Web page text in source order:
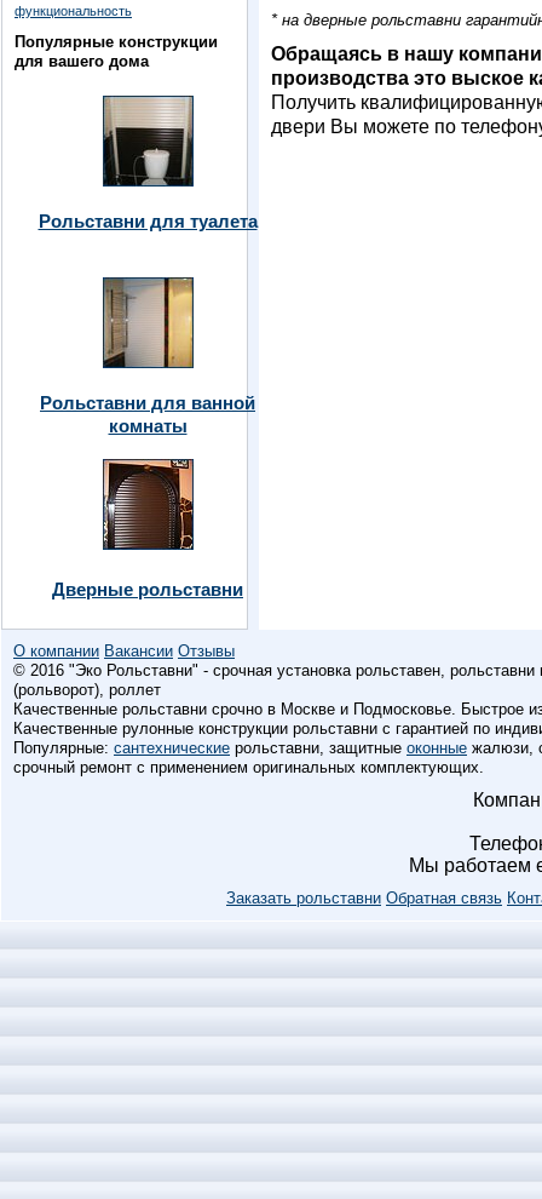
функциональность
Популярные конструкции
для вашего дома
Рольставни для туалета
Рольставни для ванной
комнаты
Дверные рольставни
* на дверные рольставни
Обращаясь в нашу
производства это выское
Получить
двери Вы можете по
О компании Вакансии Отзывы
© 2016 "Эко Рольставни" - срочная установка рольставен,
(рольворот), роллет
Качественные рольставни срочно в Москве и Подмосковье. Быстрое
Качественные рулонные конструкции рольставни с гарантией по
Популярные: сантехнические рольставни, защитные оконные жалюзи,
срочный ремонт с применением оригинальных комплектующих.
Мы работаем
Заказать рольставни Обратная связь